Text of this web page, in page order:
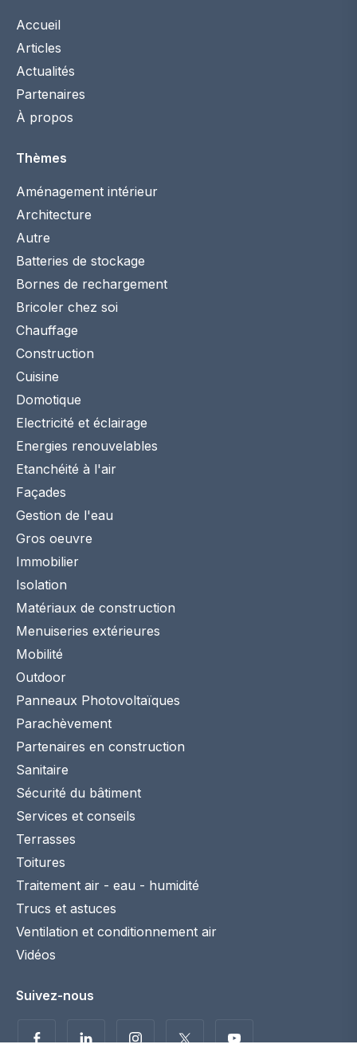
Accueil
Articles
Actualités
Partenaires
À propos
Thèmes
Aménagement intérieur
Architecture
Autre
Batteries de stockage
Bornes de rechargement
Bricoler chez soi
Chauffage
Construction
Cuisine
Domotique
Electricité et éclairage
Energies renouvelables
Etanchéité à l'air
Façades
Gestion de l'eau
Gros oeuvre
Immobilier
Isolation
Matériaux de construction
Menuiseries extérieures
Mobilité
Outdoor
Panneaux Photovoltaïques
Parachèvement
Partenaires en construction
Sanitaire
Sécurité du bâtiment
Services et conseils
Terrasses
Toitures
Traitement air - eau - humidité
Trucs et astuces
Ventilation et conditionnement air
Vidéos
Suivez-nous